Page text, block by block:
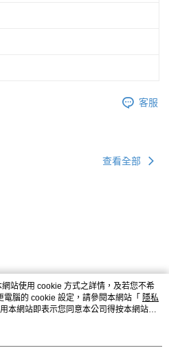
客服
查看全部
站使用 cookie 方式之詳情，及若您不希
腦的 cookie 設定，請參閱本網站「 隱私
本網站即表示您同意本公司得按本網站使